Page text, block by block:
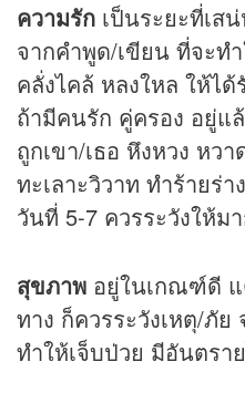
ความรัก เป็นระยะที่เส
จากคำพูด/เขียน ที่จะท
คลั่งไคล้ หลงใหล ให้ไ
ถ้ามีคนรัก คู่ครอง อยู่แ
ถูกเขา/เธอ หึงหวง หว
ทะเลาะวิวาท ทำร้ายร่
วันที่ 5-7 ควรระวังให้ม
สุขภาพ อยู่ในเกณฑ์ดี
ทาง ก็ควรระวังเหตุ/ภัย
ทำให้เจ็บป่วย มีอันตร